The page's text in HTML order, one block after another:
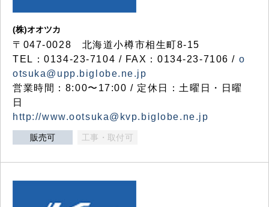
(株)オオツカ
〒047-0028 北海道小樽市相生町8-15
TEL：0134-23-7104 / FAX：0134-23-7106 / o
otsuka@upp.biglobe.ne.jp
営業時間：8:00〜17:00 / 定休日：土曜日・日曜
日
http://www.ootsuka@kvp.biglobe.ne.jp
販売可 工事・取付可